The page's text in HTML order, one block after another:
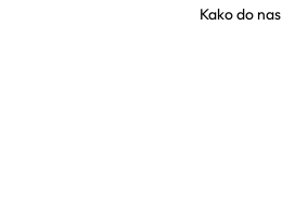
Kako do nas